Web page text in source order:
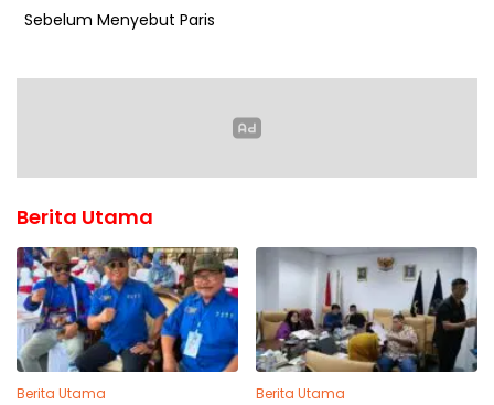
Sebelum Menyebut Paris
Berita Utama
Berita Utama Berita Utama